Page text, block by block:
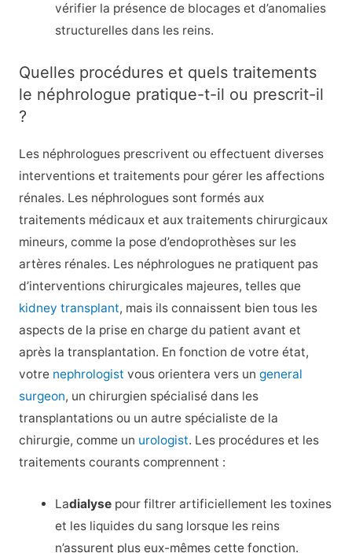
vérifier la présence de blocages et d’anomalies
structurelles dans les reins.
Quelles procédures et quels traitements
le néphrologue pratique-t-il ou prescrit-il
?
Les néphrologues prescrivent ou effectuent diverses
interventions et traitements pour gérer les affections
rénales. Les néphrologues sont formés aux
traitements médicaux et aux traitements chirurgicaux
mineurs, comme la pose d’endoprothèses sur les
artères rénales. Les néphrologues ne pratiquent pas
d’interventions chirurgicales majeures, telles que
kidney transplant, mais ils connaissent bien tous les
aspects de la prise en charge du patient avant et
après la transplantation. En fonction de votre état,
votre nephrologist vous orientera vers un general
surgeon, un chirurgien spécialisé dans les
transplantations ou un autre spécialiste de la
chirurgie, comme un urologist. Les procédures et les
traitements courants comprennent :
Ladialyse pour filtrer artificiellement les toxines
et les liquides du sang lorsque les reins
n’assurent plus eux-mêmes cette fonction.